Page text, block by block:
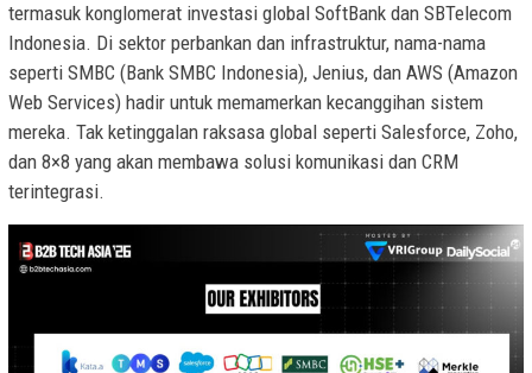
termasuk konglomerat investasi global SoftBank dan SBTelecom
Indonesia. Di sektor perbankan dan infrastruktur, nama-nama
seperti SMBC (Bank SMBC Indonesia), Jenius, dan AWS (Amazon
Web Services) hadir untuk memamerkan kecanggihan sistem
mereka. Tak ketinggalan raksasa global seperti Salesforce, Zoho,
dan 8×8 yang akan membawa solusi komunikasi dan CRM
terintegrasi.